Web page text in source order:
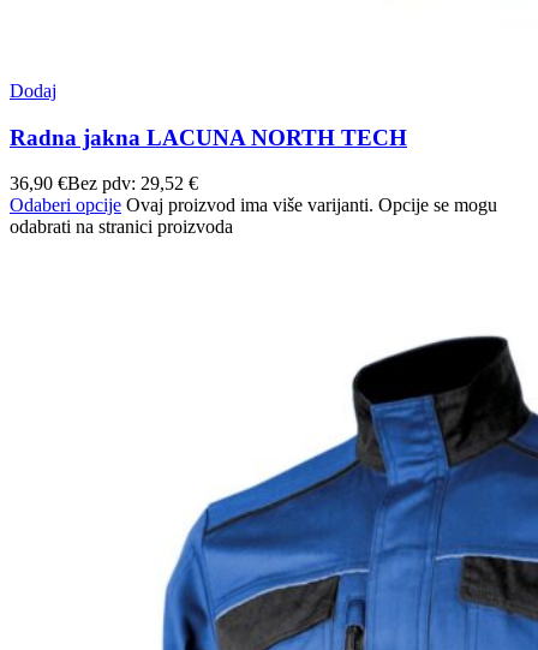
Dodaj
Radna jakna LACUNA NORTH TECH
36,90 €Bez pdv: 29,52 €
Odaberi opcije Ovaj proizvod ima više varijanti. Opcije se mogu
odabrati na stranici proizvoda